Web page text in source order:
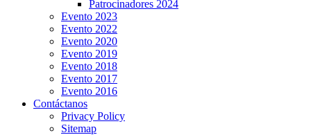
Patrocinadores 2024
Evento 2023
Evento 2022
Evento 2020
Evento 2019
Evento 2018
Evento 2017
Evento 2016
Contáctanos
Privacy Policy
Sitemap